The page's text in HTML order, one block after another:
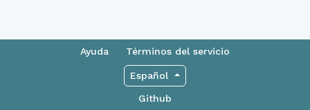
Ayuda Términos del servicio
Español
Github